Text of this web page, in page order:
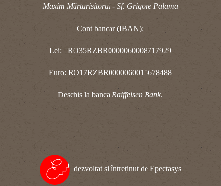
Maxim Mărturisitorul - Sf. Grigore Palama
Cont bancar (IBAN):
Lei: RO35RZBR0000060008717929
Euro: RO17RZBR0000060015678488
Deschis la banca Raiffeisen Bank.
dezvoltat și întreținut de Epectasys